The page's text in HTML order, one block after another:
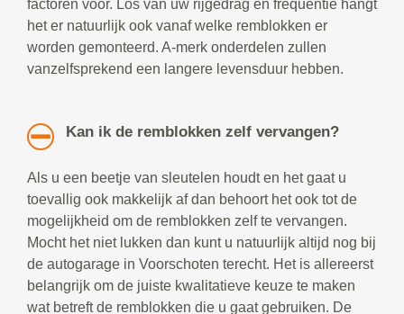
factoren voor. Los van uw rijgedrag en frequentie hangt
het er natuurlijk ook vanaf welke remblokken er
worden gemonteerd. A-merk onderdelen zullen
vanzelfsprekend een langere levensduur hebben.
Kan ik de remblokken zelf vervangen?
Als u een beetje van sleutelen houdt en het gaat u
toevallig ook makkelijk af dan behoort het ook tot de
mogelijkheid om de remblokken zelf te vervangen.
Mocht het niet lukken dan kunt u natuurlijk altijd nog bij
de autogarage in Voorschoten terecht. Het is allereerst
belangrijk om de juiste kwalitatieve keuze te maken
wat betreft de remblokken die u gaat gebruiken. De